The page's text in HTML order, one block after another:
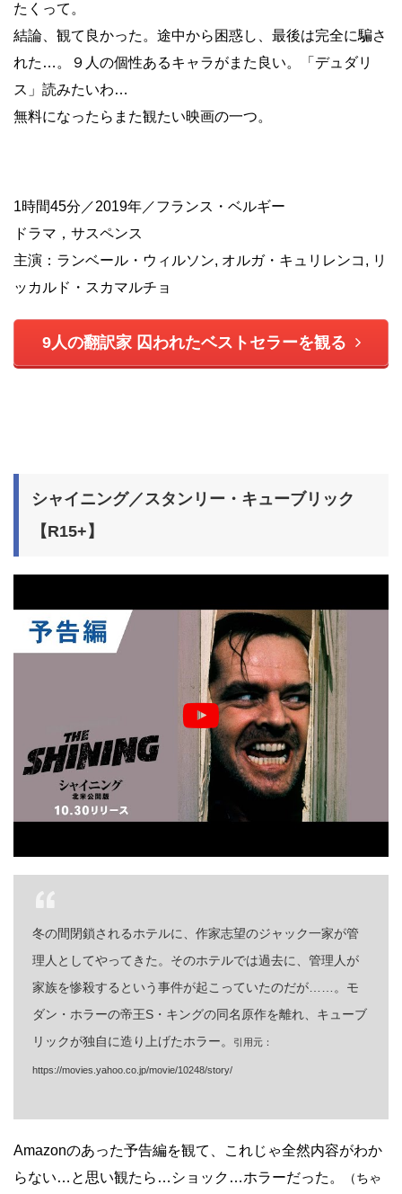
たくって。
結論、観て良かった。途中から困惑し、最後は完全に騙さ
れた…。９人の個性あるキャラがまた良い。「デュダリ
ス」読みたいわ…
無料になったらまた観たい映画の一つ。
1時間45分／2019年／フランス・ベルギー
ドラマ，サスペンス
主演：ランベール・ウィルソン, オルガ・キュリレンコ, リ
ッカルド・スカマルチョ
9人の翻訳家 囚われたベストセラーを観る
シャイニング／スタンリー・キューブリック
【R15+】
冬の間閉鎖されるホテルに、作家志望のジャック一家が管
理人としてやってきた。そのホテルでは過去に、管理人が
家族を惨殺するという事件が起こっていたのだが……。モ
ダン・ホラーの帝王S・キングの同名原作を離れ、キューブ
リックが独自に造り上げたホラー。
引用元：
https://movies.yahoo.co.jp/movie/10248/story/
Amazonのあった予告編を観て、これじゃ全然内容がわか
らない…と思い観たら…ショック…ホラーだった。
（ちゃ